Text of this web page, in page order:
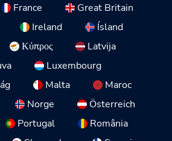
France
Great Britain
Ireland
Ísland
Κύπρος
Latvija
Luxembourg
Malta
Maroc
Norge
Österreich
Portugal
România